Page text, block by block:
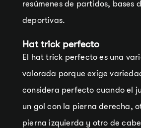
resúmenes de partidos, bases
deportivas.
Hat trick perfecto
El hat trick perfecto es una
valorada porque exige
considera perfecto cuando el
un gol con la pierna derecha,
pierna izquierda y otro de